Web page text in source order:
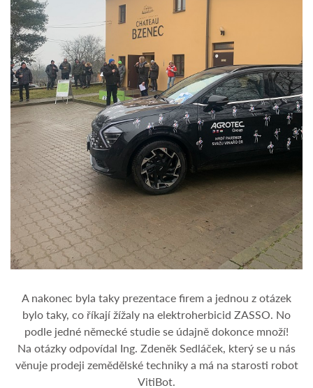
A nakonec byla taky prezentace firem a jednou z otázek
bylo taky, co říkají žížaly na elektroherbicid ZASSO. No
podle jedné německé studie se údajně dokonce množí!
Na otázky odpovídal Ing. Zdeněk Sedláček, který se u nás
věnuje prodeji zemědělské techniky a má na starosti robot
VitiBot.